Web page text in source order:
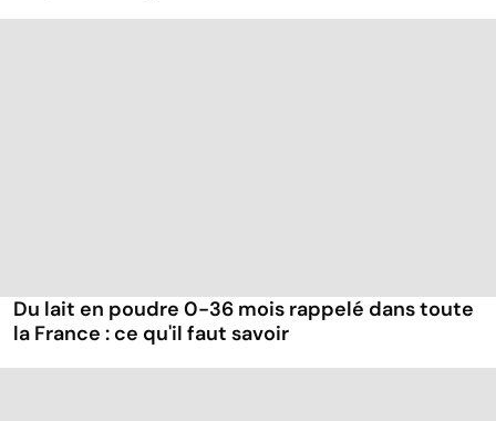
Du lait en poudre 0-36 mois rappelé dans toute
la France : ce qu'il faut savoir